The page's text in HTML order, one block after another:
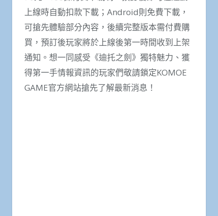
上線時自動扣款下載；Android則免費下載，
可搶先體驗部分內容，後續完整版本需付費購
買，預訂後玩家將於上線後第一時間收到上架
通知。想一同感受《迪托之劍》獨特魅力、獲
得第一手情報資訊的玩家們敬請鎖定KOMOE
GAME官方網站搶先了解最新消息！